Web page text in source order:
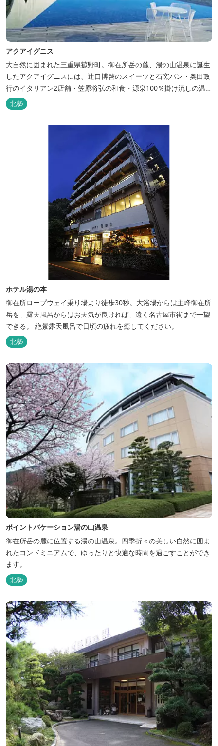
アクアイグニス
大自然に囲まれた三重県菰野町。御在所岳の麓、湯の山温泉に誕生
したアクアイグニスには、辻󠄀口博啓のスイーツと石窯パン・奥田政
行のイタリアン2店舗・笠原将弘の和食・源泉100％掛け流しの温
泉・宿泊棟・離れ宿・苺ハウス・ギャラリーなど、様々な『癒し』
と『食』が集結しております。 【『癒し』の追求 】 ◆源泉100%
掛け流し「片岡温泉」 片岡温泉は、地下1,200ｍより湯口で約42℃
北勢
ホテル湯の本
御在所ロープウェイ乗り場より徒歩30秒。大浴場からは主峰御在所
岳を、露天風呂からはお天気が良ければ、遠く名古屋市街まで一望
できる。 絶景露天風呂で日頃の疲れを癒してください。
北勢
ポイントバケーション湯の山温泉
御在所岳の麓に位置する湯の山温泉。四季折々の美しい自然に囲ま
れたコンドミニアムで、ゆったりと快適な時間を過ごすことができ
ます。
北勢